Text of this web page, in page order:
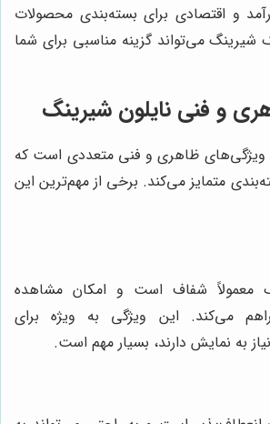
و اقتصادی برای بسته‌بندی محصولات
می‌تواند گزینه مناسبی برای شما
و فنی نایلون شیرینگ
ویژگی‌های ظاهری و فنی متعددی است که
متمایز می‌کند. برخی از مهم‌ترین این
معمولاً شفاف است و امکان مشاهده
می‌کند. این ویژگی به ویژه برای
به نمایش دارند، بسیار مهم است.